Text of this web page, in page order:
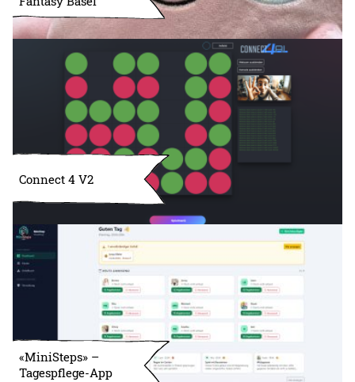
Connect 4 V2
«MiniSteps» –
Tagespflege-App